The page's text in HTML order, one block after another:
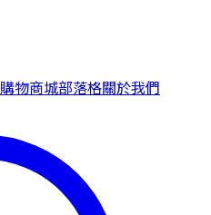
購物商城部落格關於我們